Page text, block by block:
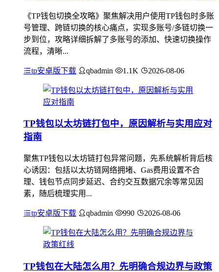
《TP钱包切换全攻略》聚焦解决用户使用TP钱包时多账
号管理、跨链切换的核心痛点，实现多账号/多链切换一
步到位，攻略详细拆解了多账号的添加、快速切换操作
流程，清晰...
tp安卓版下载 qbadmin 1.1K 2026-08-06
TP钱包以太坊链打包中，原因解析与实用应对
指南
聚焦TP钱包以太坊链打包异常问题，先系统解析背后核
心诱因：包括以太坊链网络拥堵、Gas费用设置不合
理、钱包节点同步延迟、合约交互数据冗余等常见因
素，随后梳理实用...
tp安卓版下载 qbadmin 990 2026-08-06
TP钱包在大陆怎么用？先明确合规边界与政策